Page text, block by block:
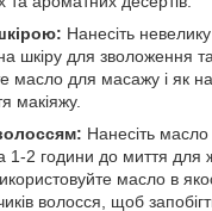
Нанесіть невелику
на шкіру для зволоження
масло для масажу і як
макіяжу.
Нанесіть
1-2 години до миття для
масло в
волосся, щоб